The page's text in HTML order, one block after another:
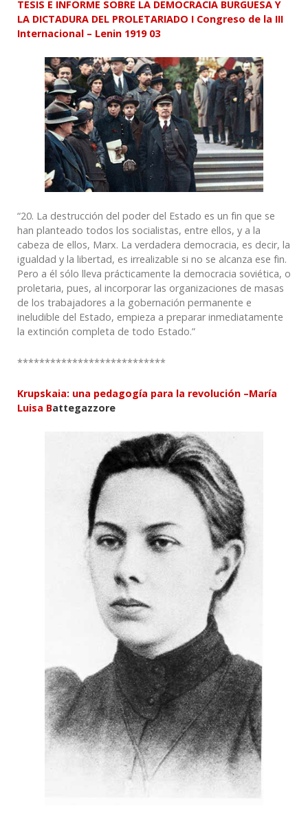
TESIS E INFORME SOBRE LA DEMOCRACIA BURGUESA Y
LA DICTADURA DEL PROLETARIADO I Congreso de la III
Internacional – Lenin 1919 03
“20. La destrucción del poder del Estado es un fin que se
han planteado todos los socialistas, entre ellos, y a la
cabeza de ellos, Marx. La verdadera democracia, es decir, la
igualdad y la libertad, es irrealizable si no se alcanza ese fin.
Pero a él sólo lleva prácticamente la democracia soviética, o
proletaria, pues, al incorporar las organizaciones de masas
de los trabajadores a la gobernación permanente e
ineludible del Estado, empieza a preparar inmediatamente
la extinción completa de todo Estado.”
***************************
Krupskaia: una pedagogía para la revolución –María
Luisa Battegazzore